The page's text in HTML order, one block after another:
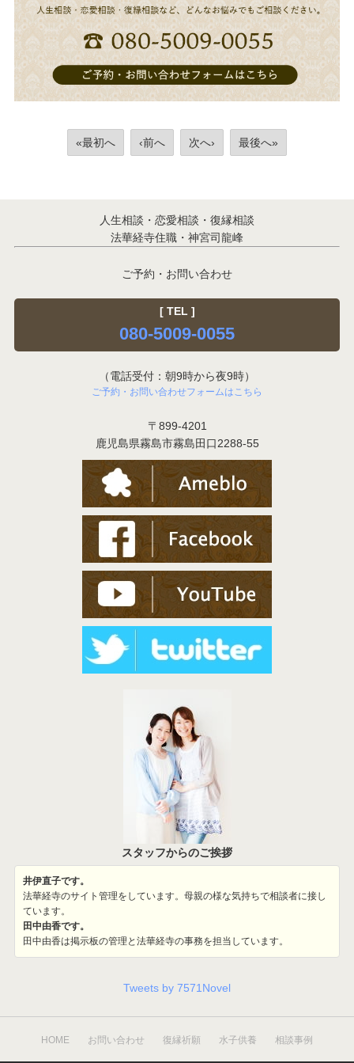
«最初へ ‹前へ 次へ› 最後へ»
人生相談・恋愛相談・復縁相談
法華経寺住職・神宮司龍峰
ご予約・お問い合わせ
[ TEL ]
080-5009-0055
（電話受付：朝9時から夜9時）
ご予約・お問い合わせフォームはこちら
〒899-4201
鹿児島県霧島市霧島田口2288-55
スタッフからのご挨拶
井伊直子です。
法華経寺のサイト管理をしています。母親の様な気持ちで相談者に接し
ています。
田中由香です。
田中由香は掲示板の管理と法華経寺の事務を担当しています。
Tweets by 7571Novel
HOME お問い合わせ 復縁祈願 水子供養 相談事例